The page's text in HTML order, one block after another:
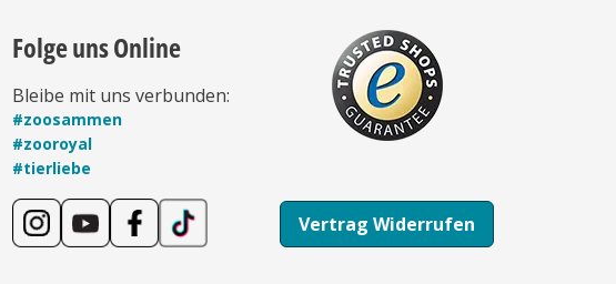
Folge uns Online
Bleibe mit uns verbunden:
#zoosammen
#zooroyal
#tierliebe
Vertrag Widerrufen